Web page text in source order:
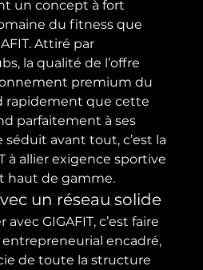
un concept à fort
du fitness que
Attiré par
la qualité de l’offre
premium du
rapidement que cette
parfaitement à ses
séduit avant tout, c’est la
à allier exigence sportive
haut de gamme.
un réseau solide
GIGAFIT, c’est faire
entrepreneurial encadré,
de toute la structure